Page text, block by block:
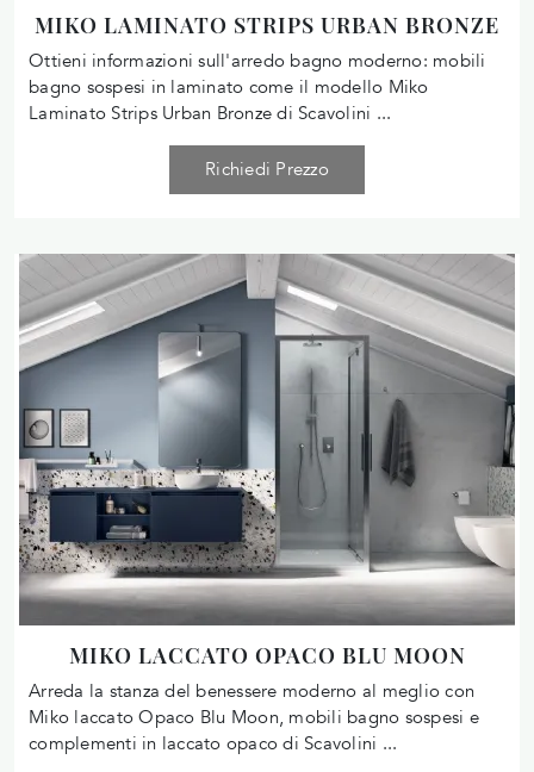
MIKO LAMINATO STRIPS URBAN BRONZE
Ottieni informazioni sull'arredo bagno moderno: mobili
bagno sospesi in laminato come il modello Miko
Laminato Strips Urban Bronze di Scavolini ...
Richiedi Prezzo
MIKO LACCATO OPACO BLU MOON
Arreda la stanza del benessere moderno al meglio con
Miko laccato Opaco Blu Moon, mobili bagno sospesi e
complementi in laccato opaco di Scavolini ...